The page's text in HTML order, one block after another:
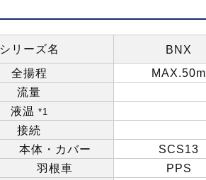
シリーズ名 BNX
全揚程 MAX.50m
流量
液温 *1
接続
本体・カバー SCS13
羽根車 PPS